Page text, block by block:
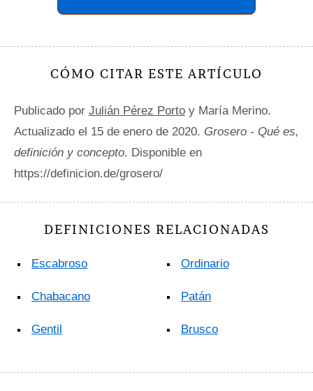
CÓMO CITAR ESTE ARTÍCULO
Publicado por Julián Pérez Porto y María Merino.
Actualizado el 15 de enero de 2020. Grosero - Qué es,
definición y concepto. Disponible en
https://definicion.de/grosero/
DEFINICIONES RELACIONADAS
Escabroso
Chabacano
Gentil
Ordinario
Patán
Brusco